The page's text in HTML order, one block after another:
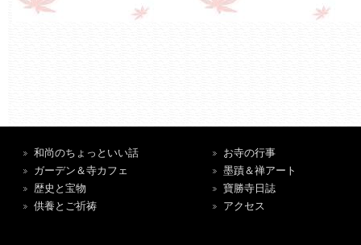
和尚のちょっといい話
ガーデン＆寺カフェ
歴史と宝物
供養とご祈祷
お寺の行事
墨蹟＆禅アート
寶勝寺日誌
アクセス